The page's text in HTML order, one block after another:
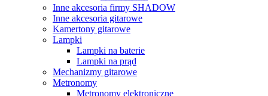
Inne akcesoria firmy SHADOW
Inne akcesoria gitarowe
Kamertony gitarowe
Lampki
Lampki na baterie
Lampki na prąd
Mechanizmy gitarowe
Metronomy
Metronomy elektroniczne